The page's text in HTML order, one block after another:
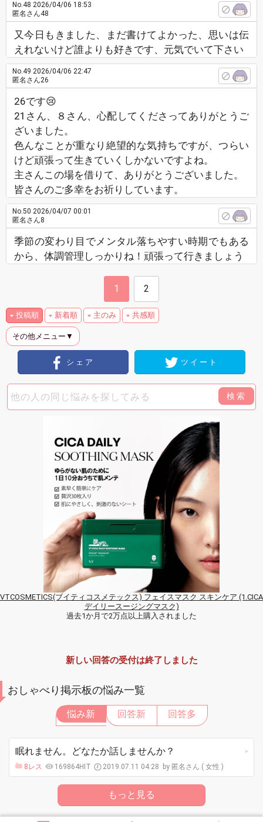
No.48 2026/04/06 18:53
匿名さん48
又今日もきました、まだ書けてよかった、思いは伝
えれないけど誰よりも好きです、元気でいて下さい
No.49 2026/04/06 22:47
匿名さん26
26です😢
21さん、８さん、心配してくださってありがとうご
ざいました。
色んなことが重なり絶望的な気持ちですが、つらい
けど頑張って生きていくしかないですよね。
主さんこの場を借りて、ありがとうございました。
皆さんのご多幸をお祈りしています。
No.50 2026/04/07 00:01
匿名さん8
季節の変わり目でメンタル落ちやすい時期でもある
から、体調管理しっかりね！頑張って行きましょう
1 2
投稿順 新着順 主のみ 共感順
その他メニュー▼
シェア ツイート
検索
VTCOSMETICS(ブイティコスメテックス) フェイスマスク スキンケア (1.CICA
デイリースージングマスク)
過去1か月で2万点以上購入されました
新しい回答の受付は終了しました
おしゃべり掲示板の悩み一覧
悩み新 回答新 回答多
眠れません。どなたか話しませんか？
8レス 169864HIT 2019.07.11 04:28 匿名さん ( 女性 )
もっと見る